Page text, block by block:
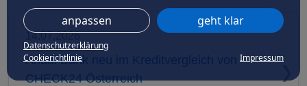
anpassen geht klar
Datenschutzerklärung
Cookierichtlinie
Impressum
14.07.2026
Anadi Bank neu im Kreditvergleich von
CHECK24 Österreich